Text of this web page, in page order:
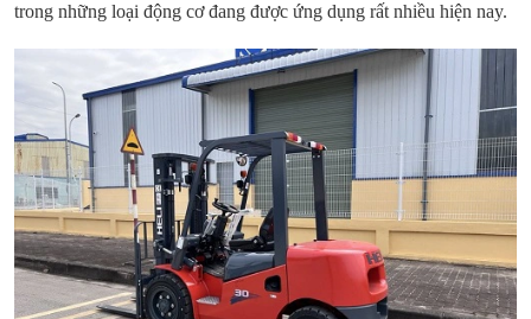
trong những loại động cơ đang được ứng dụng rất nhiều hiện nay.